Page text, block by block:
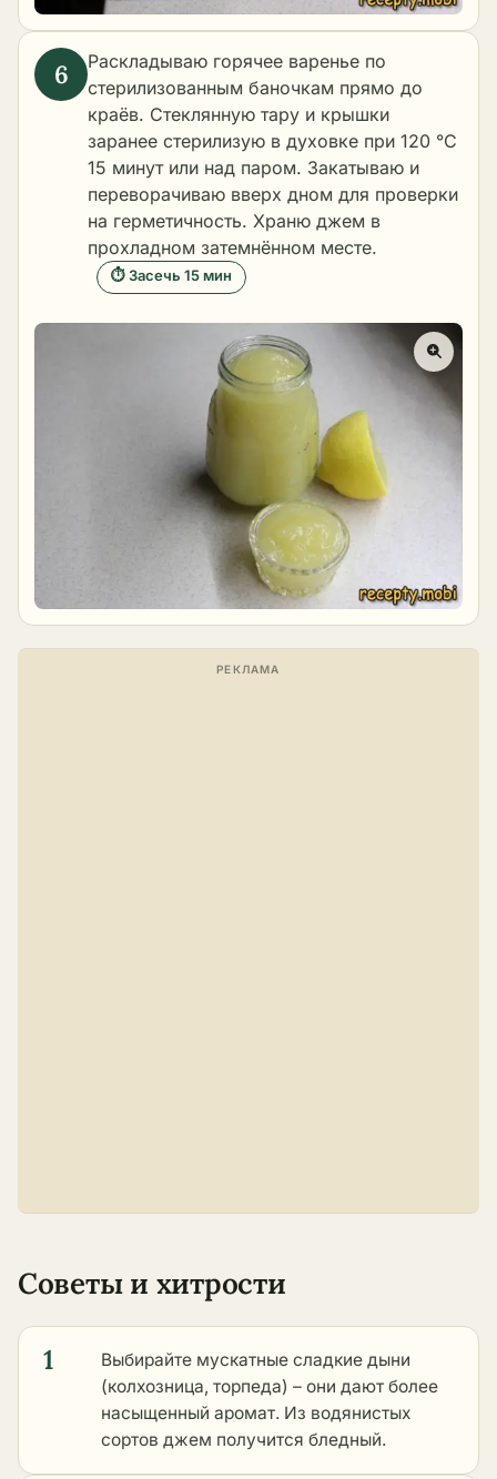
Раскладываю горячее варенье по
стерилизованным баночкам прямо до
краёв. Стеклянную тару и крышки
заранее стерилизую в духовке при 120 °C
15 минут или над паром. Закатываю и
переворачиваю вверх дном для проверки
на герметичность. Храню джем в
прохладном затемнённом месте.
⏱ Засечь 15 мин
Советы и хитрости
1
Выбирайте мускатные сладкие дыни
(колхозница, торпеда) – они дают более
насыщенный аромат. Из водянистых
сортов джем получится бледный.